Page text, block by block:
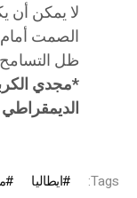
لا يمكن
الصمت أمام
ظل
*مجدي
الديمقراطي
Tags: ايطاليا